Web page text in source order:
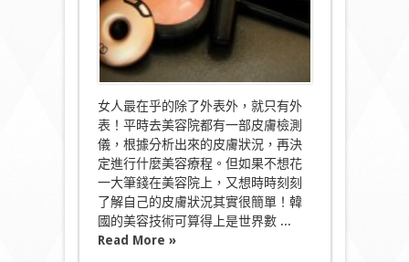
The「WAY」
of
Beauty〉
中
女人最在乎的除了外表外，就只有外
表！平時去美容院都有一部皮膚檢測
儀，根據分析出來的皮膚狀況，再決
定進行什麼美容療程。但如果不想花
一大筆錢在美容院上，又想時時刻刻
了解自己的皮膚狀況其實很簡單！韓
國的美容技術可算得上是世界數 ...
Read More »